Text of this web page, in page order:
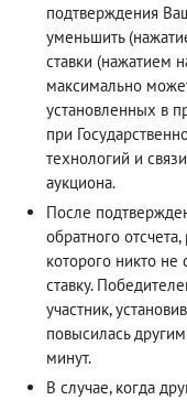
подтверждения
уменьшить
ставки (нажатием
максимально
установленных в
при
технологий и
аукциона.
После
обратного
которого никто
ставку.
участник,
повысилась
минут.
В случае, когда